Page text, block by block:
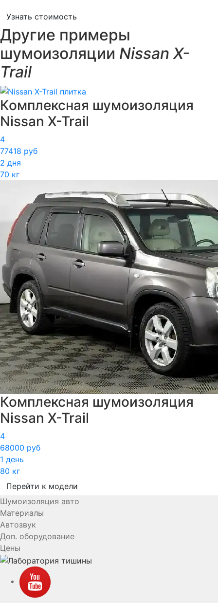
Узнать стоимость
Другие примеры
шумоизоляции Nissan X-
Trail
Комплексная шумоизоляция
Nissan X-Trail
4
77418 руб
2 дня
70 кг
Комплексная шумоизоляция
Nissan X-Trail
4
68000 руб
1 день
80 кг
Перейти к модели
Шумоизоляция авто
Материалы
Автозвук
Доп. оборудование
Цены